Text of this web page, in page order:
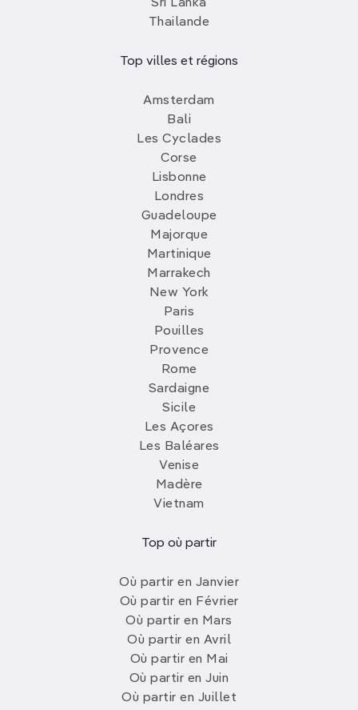
Sri Lanka
Thailande
Top villes et régions
Amsterdam
Bali
Les Cyclades
Corse
Lisbonne
Londres
Guadeloupe
Majorque
Martinique
Marrakech
New York
Paris
Pouilles
Provence
Rome
Sardaigne
Sicile
Les Açores
Les Baléares
Venise
Madère
Vietnam
Top où partir
Où partir en Janvier
Où partir en Février
Où partir en Mars
Où partir en Avril
Où partir en Mai
Où partir en Juin
Où partir en Juillet